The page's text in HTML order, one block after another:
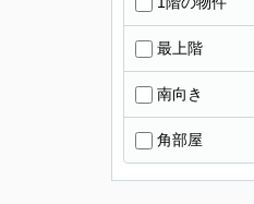
最上階
南向き
角部屋